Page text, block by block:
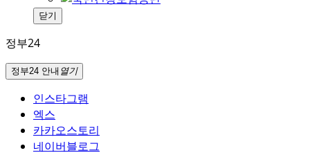
닫기
정부24
정부24 안내 열기
인스타그램
엑스
카카오스토리
네이버블로그